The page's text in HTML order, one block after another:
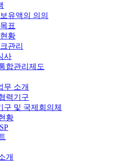
유액의 의의
표
황
관리
사
합관리제도
무 소개
력기구
구 및 국제회의체
황
개